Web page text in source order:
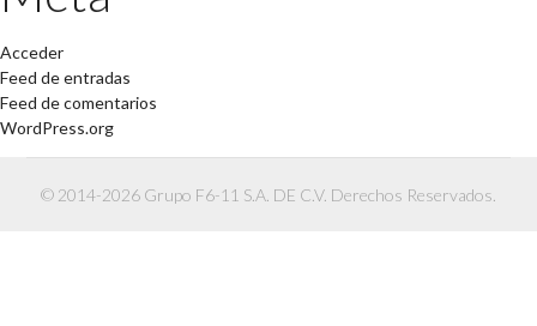
Acceder
Feed de entradas
Feed de comentarios
WordPress.org
© 2014-2026 Grupo F6-11 S.A. DE C.V. Derechos Reservados.